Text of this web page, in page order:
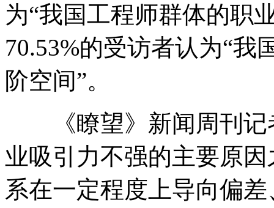
为“我国工程师群体的职
70.53%的受访者认为“我
阶空间”。
《瞭望》新闻周刊记
业吸引力不强的主要原
系在一定程度上导向偏